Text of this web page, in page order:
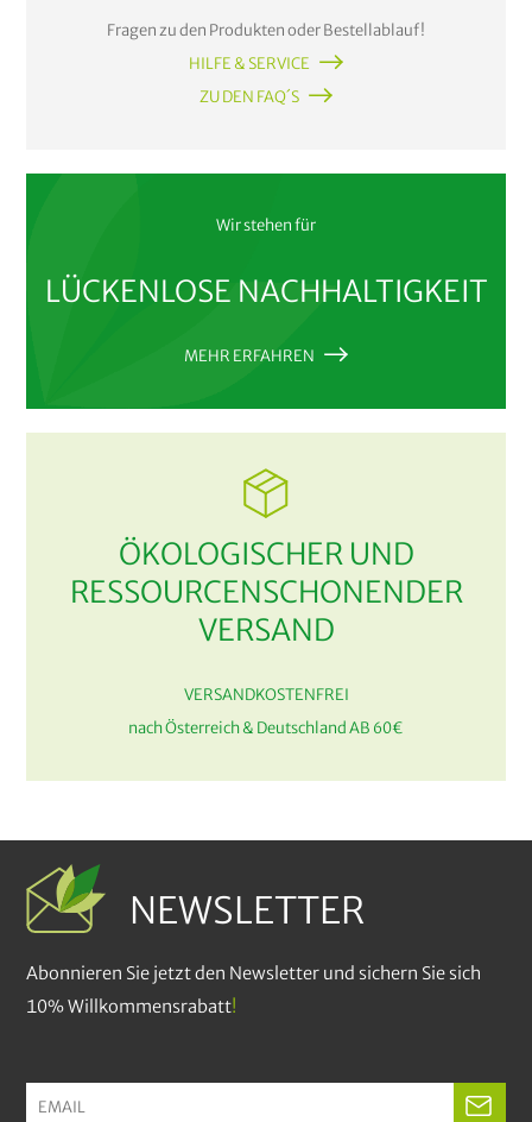
Fragen zu den Produkten oder Bestellablauf!
HILFE & SERVICE
ZU DEN FAQ´S
Wir stehen für
LÜCKENLOSE NACHHALTIGKEIT
MEHR ERFAHREN
ÖKOLOGISCHER UND
RESSOURCENSCHONENDER
VERSAND
VERSANDKOSTENFREI
nach Österreich & Deutschland AB 60€
NEWSLETTER
Abonnieren Sie jetzt den Newsletter und sichern Sie sich
10% Willkommensrabatt!